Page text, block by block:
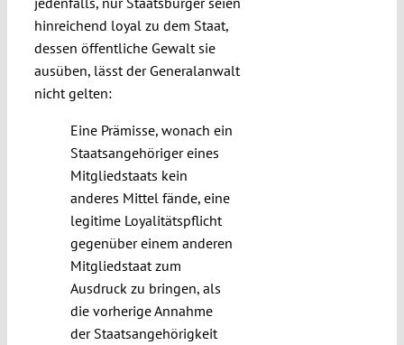
hinreichend loyal zu dem Staat,
dessen öffentliche Gewalt sie
ausüben, lässt der Generalanwalt
nicht gelten:
Eine Prämisse, wonach ein
Staatsangehöriger eines
Mitgliedstaats kein
anderes Mittel fände, eine
legitime Loyalitätspflicht
gegenüber einem anderen
Mitgliedstaat zum
Ausdruck zu bringen, als
die vorherige Annahme
der Staatsangehörigkeit